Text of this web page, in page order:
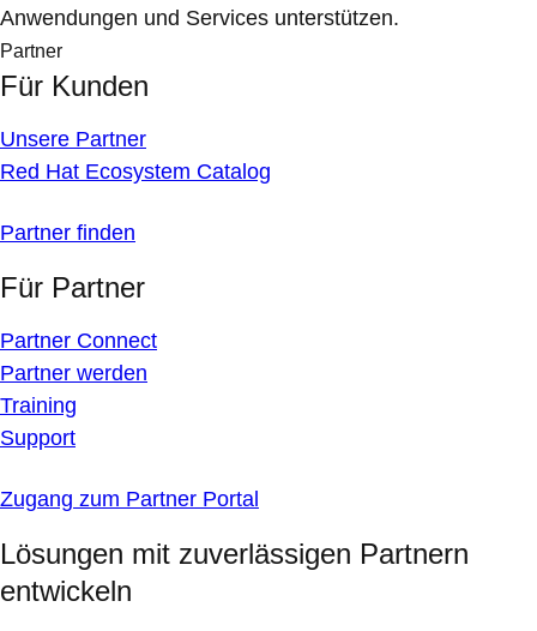
Anwendungen und Services unterstützen.
Partner
Für Kunden
Unsere Partner
Red Hat Ecosystem Catalog
Partner finden
Für Partner
Partner Connect
Partner werden
Training
Support
Zugang zum Partner Portal
Lösungen mit zuverlässigen Partnern
entwickeln